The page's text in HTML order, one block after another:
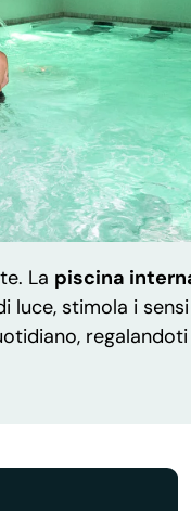
La piscina
luce, stimola i